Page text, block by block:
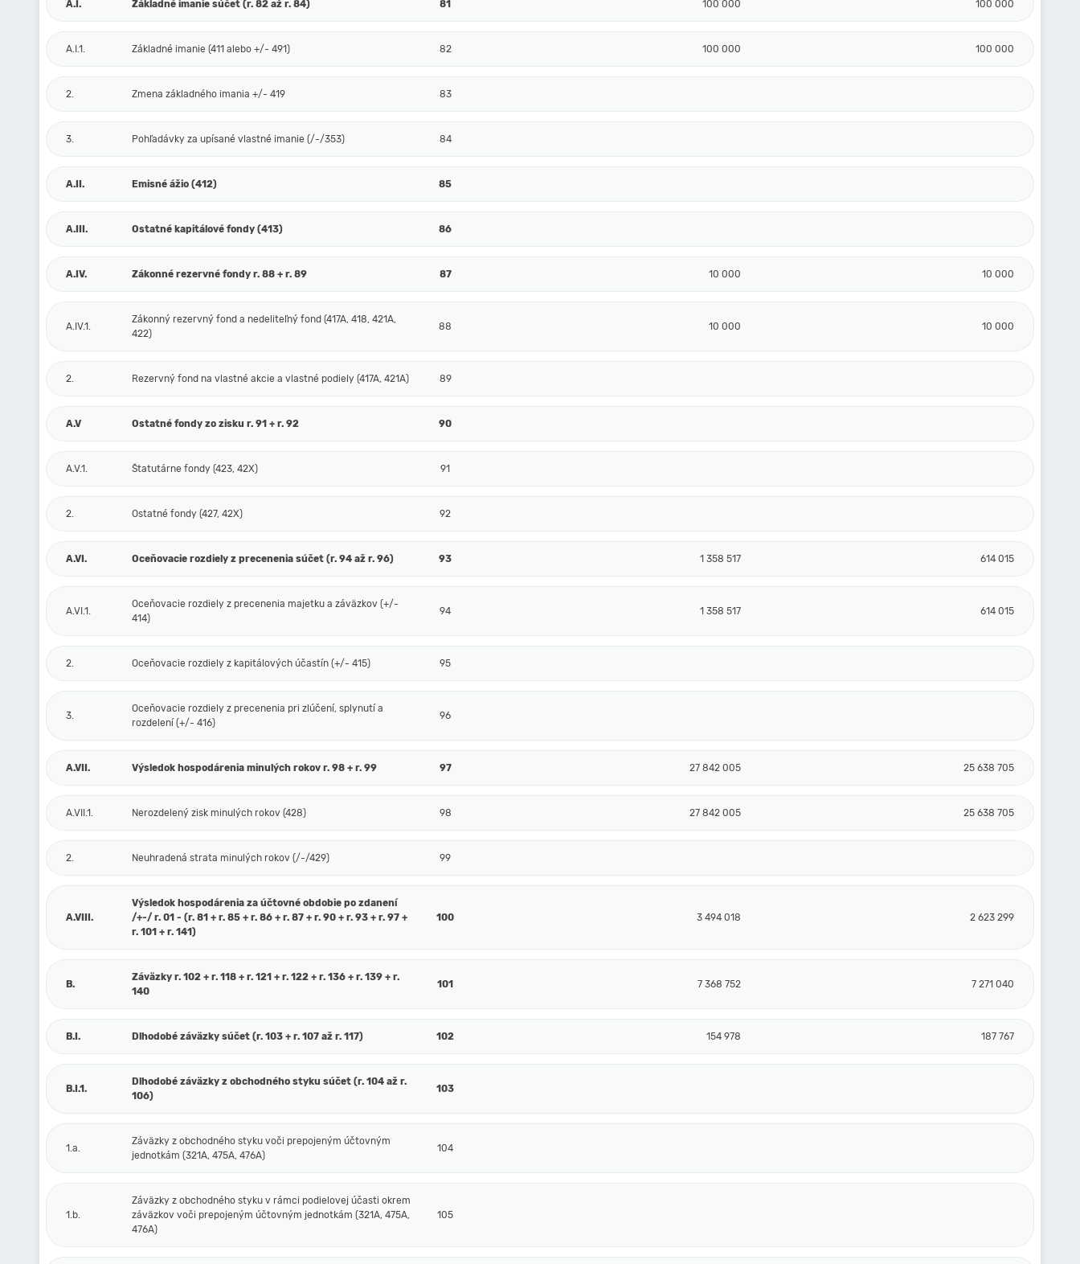
A.I. Základné imanie súčet (r. 82 až r. 84) 81 100 000 100 000
A.I.1. Základné imanie (411 alebo +/- 491) 82 100 000 100 000
2. Zmena základného imania +/- 419 83
3. Pohľadávky za upísané vlastné imanie (/-/353) 84
A.II. Emisné ážio (412) 85
A.III. Ostatné kapitálové fondy (413) 86
A.IV. Zákonné rezervné fondy r. 88 + r. 89 87 10 000 10 000
A.IV.1.
Zákonný rezervný fond a nedeliteľný fond (417A, 418, 421A,
422)
88 10 000 10 000
2. Rezervný fond na vlastné akcie a vlastné podiely (417A, 421A) 89
A.V Ostatné fondy zo zisku r. 91 + r. 92 90
A.V.1. Štatutárne fondy (423, 42X) 91
2. Ostatné fondy (427, 42X) 92
A.VI. Oceňovacie rozdiely z precenenia súčet (r. 94 až r. 96) 93 1 358 517 614 015
A.VI.1.
Oceňovacie rozdiely z precenenia majetku a záväzkov (+/-
414)
94 1 358 517 614 015
2. Oceňovacie rozdiely z kapitálových účastín (+/- 415) 95
3.
Oceňovacie rozdiely z precenenia pri zlúčení, splynutí a
rozdelení (+/- 416)
96
A.VII. Výsledok hospodárenia minulých rokov r. 98 + r. 99 97 27 842 005 25 638 705
A.VII.1. Nerozdelený zisk minulých rokov (428) 98 27 842 005 25 638 705
2. Neuhradená strata minulých rokov (/-/429) 99
A.VIII.
Výsledok hospodárenia za účtovné obdobie po zdanení
/+-/ r. 01 - (r. 81 + r. 85 + r. 86 + r. 87 + r. 90 + r. 93 + r. 97 +
r. 101 + r. 141)
100 3 494 018 2 623 299
B.
Záväzky r. 102 + r. 118 + r. 121 + r. 122 + r. 136 + r. 139 + r.
140
101 7 368 752 7 271 040
B.I. Dlhodobé záväzky súčet (r. 103 + r. 107 až r. 117) 102 154 978 187 767
B.I.1.
Dlhodobé záväzky z obchodného styku súčet (r. 104 až r.
106)
103
1.a.
Záväzky z obchodného styku voči prepojeným účtovným
jednotkám (321A, 475A, 476A)
104
1.b.
Záväzky z obchodného styku v rámci podielovej účasti okrem
záväzkov voči prepojeným účtovným jednotkám (321A, 475A,
476A)
105